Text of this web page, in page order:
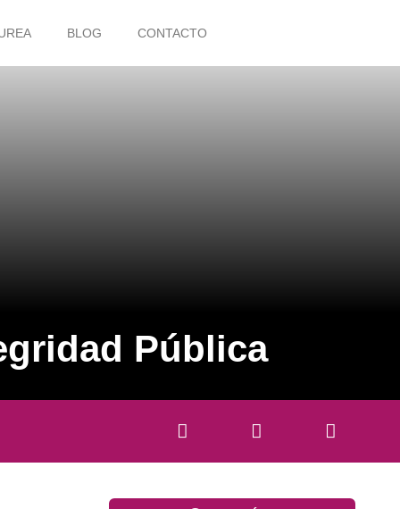
BLOG CONTACTO
Pública